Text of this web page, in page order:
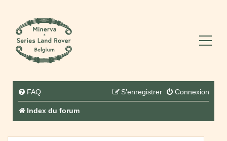
FAQ Connexion
S’enregistrer
Index du forum